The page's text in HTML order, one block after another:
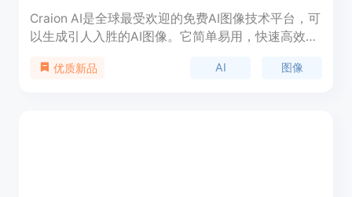
Craion AI是全球最受欢迎的免费AI图像技术平台，可
以生成引人入胜的AI图像。它简单易用，快速高效！
AI图像平台，生成引人入胜的AI艺术。
优质新品 AI 图像